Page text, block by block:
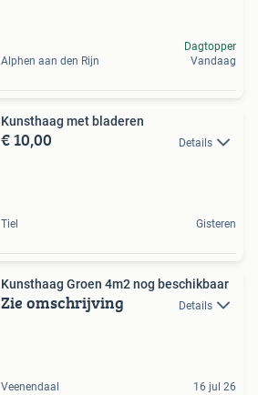
Alphen aan den Rijn
Dagtopper
Vandaag
Kunsthaag met bladeren
€ 10,00 Details
Tiel Gisteren
Kunsthaag Groen 4m2 nog beschikbaar
Zie omschrijving Details
Veenendaal 16 jul 26